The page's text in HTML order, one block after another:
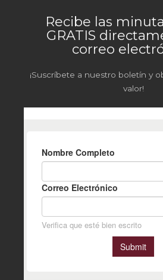
Recibe las
GRATIS
correo
¡Suscríbete a nuestro boletín y
valor!